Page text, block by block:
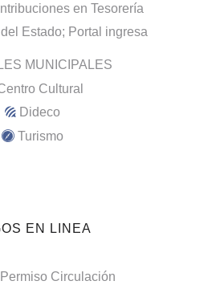
en Tesorería
Estado; Portal ingresa
MUNICIPALES
Cultural
Dideco
Turismo
EN LINEA
Circulación